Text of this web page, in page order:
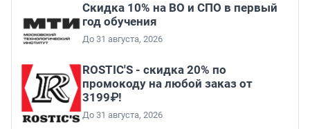
Скидка 10% на ВО и СПО в первый
год обучения
До 31 августа, 2026
ROSTIC'S - скидка 20% по
промокоду на любой заказ от
3199₽!
До 31 августа, 2026